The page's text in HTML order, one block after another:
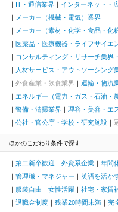
IT・通信業界
インターネット・
メーカー（機械・電気）業界
メーカー（素材・化学・食品・化
医薬品・医療機器・ライフサイエ
コンサルティング・リサーチ業界
人材サービス・アウトソーシング
外食産業・飲食業界
運輸・物流
エネルギー（電力・ガス・石油・
警備・清掃業界
理容・美容・エ
公社・官公庁・学校・研究施設
ほかのこだわり条件で探す
第二新卒歓迎 外資系企業 年間
管理職・マネジャー
英語を活か
服装自由
女性活躍 社宅・家賃
退職金制度
残業20時間未満 完